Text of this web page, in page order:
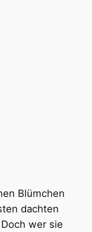
Blümchen
dachten
wer sie